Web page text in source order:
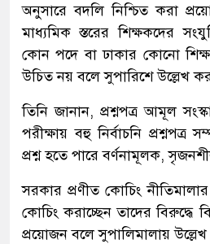
অনুসারে বদলি নিশ্চিত করা
মাধ্যমিক স্তরের শিক্ষকদের
কোন পদে বা ঢাকার কোনো
উচিত নয় বলে সুপারিশে উল্লেখ
তিনি জানান, প্রশ্নপত্র আমূল
পরীক্ষায় বহু নির্বাচনি প্রশ্নপত্র
প্রশ্ন হতে পারে বর্ণনামূলক,
সরকার প্রণীত কোচিং
কোচিং করাচ্ছেন তাদের বিরুদ্ধে
প্রয়োজন বলে সুপালিমালায়